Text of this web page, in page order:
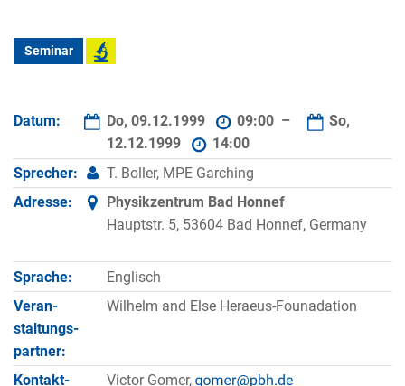
Seminar
Datum: Do, 09.12.1999 09:00 –
So,
12.12.1999
14:00
Sprecher:
T. Boller, MPE Garching
Adresse:
Physikzentrum Bad Honnef
Hauptstr. 5, 53604 Bad Honnef, Germany
Sprache:
Englisch
Veran­
staltungs­
partner:
Wilhelm and Else Heraeus-Founadation
Kontakt­
Victor Gomer,